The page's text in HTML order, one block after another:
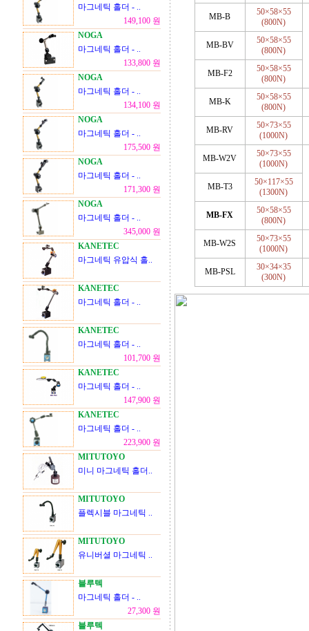
마그네틱 홀더 - ..
149,100 원
NOGA
마그네틱 홀더 - ..
133,800 원
NOGA
마그네틱 홀더 - ..
134,100 원
NOGA
마그네틱 홀더 - ..
175,500 원
NOGA
마그네틱 홀더 - ..
171,300 원
NOGA
마그네틱 홀더 - ..
345,000 원
KANETEC
마그네틱 유압식 홀..
KANETEC
마그네틱 홀더 - ..
KANETEC
마그네틱 홀더 - ..
101,700 원
KANETEC
마그네틱 홀더 - ..
147,900 원
KANETEC
마그네틱 홀더 - ..
223,900 원
MITUTOYO
미니 마그네틱 홀더..
MITUTOYO
플렉시블 마그네틱 ..
MITUTOYO
유니버셜 마그네틱 ..
블루텍
마그네틱 홀더 - ..
27,300 원
블루텍
MB-B
50×58×55
(800N)
MB-BV
50×58×55
(800N)
MB-F2
50×58×55
(800N)
MB-K
50×58×55
(800N)
MB-RV
50×73×55
(1000N)
MB-W2V
50×73×55
(1000N)
MB-T3
50×117×55
(1300N)
MB-FX
50×58×55
(800N)
MB-W2S
50×73×55
(1000N)
MB-PSL
30×34×35
(300N)